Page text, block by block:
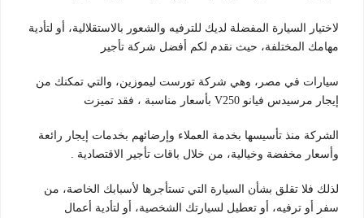
لاختيار السيارة المفضلة لديك للترفيه والشعور بالاستقلالية، أو لتأدية
مهامك المختلفة، حيث نقدم لكم أفضل شركة تأجير
سيارات في مصر، وهي شركة تورست ليموزين، والتي تمكنك من
إيجار مرسيدس فيانو V250 بأسعار مناسبة ، فقد تميزت
الشركة منذ تأسيسها بخدمة العملاء وإرضائهم بخدمات إيجار رائعة
وأسعار مخفضة وخيالية، من خلال باقات تأجير الاقتصادية .
لذلك فلا تقلق بشأن السيارة التي تستأجرها لأسبابك الخاصة، من
سفر أو ترفيه، أو تعطيل لسيارتك الشخصية، أو لتأدية أعمال